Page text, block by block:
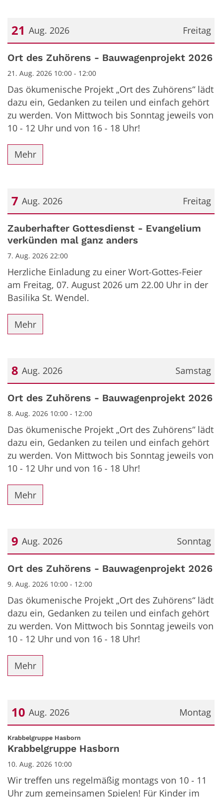
Freitag
21 Aug. 2026
Datum: 21. August 2026
Ort des Zuhörens - Bauwagenprojekt 2026
21. Aug. 2026 10:00 - 12:00
Das ökumenische Projekt „Ort des Zuhörens“ lädt
dazu ein, Gedanken zu teilen und einfach gehört
zu werden. Von Mittwoch bis Sonntag jeweils von
10 - 12 Uhr und von 16 - 18 Uhr!
Mehr
Freitag
7 Aug. 2026
Datum: 7. August 2026
Zauberhafter Gottesdienst - Evangelium
verkünden mal ganz anders
7. Aug. 2026 22:00
Herzliche Einladung zu einer Wort-Gottes-Feier
am Freitag, 07. August 2026 um 22.00 Uhr in der
Basilika St. Wendel.
Mehr
Samstag
8 Aug. 2026
Datum: 8. August 2026
Ort des Zuhörens - Bauwagenprojekt 2026
8. Aug. 2026 10:00 - 12:00
Das ökumenische Projekt „Ort des Zuhörens“ lädt
dazu ein, Gedanken zu teilen und einfach gehört
zu werden. Von Mittwoch bis Sonntag jeweils von
10 - 12 Uhr und von 16 - 18 Uhr!
Mehr
Sonntag
9 Aug. 2026
Datum: 9. August 2026
Ort des Zuhörens - Bauwagenprojekt 2026
9. Aug. 2026 10:00 - 12:00
Das ökumenische Projekt „Ort des Zuhörens“ lädt
dazu ein, Gedanken zu teilen und einfach gehört
zu werden. Von Mittwoch bis Sonntag jeweils von
10 - 12 Uhr und von 16 - 18 Uhr!
Mehr
Montag
10 Aug. 2026
Datum: 10. August 2026
Krabbelgruppe Hasborn
Krabbelgruppe Hasborn
10. Aug. 2026 10:00
Wir treffen uns regelmäßig montags von 10 - 11
Uhr zum gemeinsamen Spielen! Für Kinder im